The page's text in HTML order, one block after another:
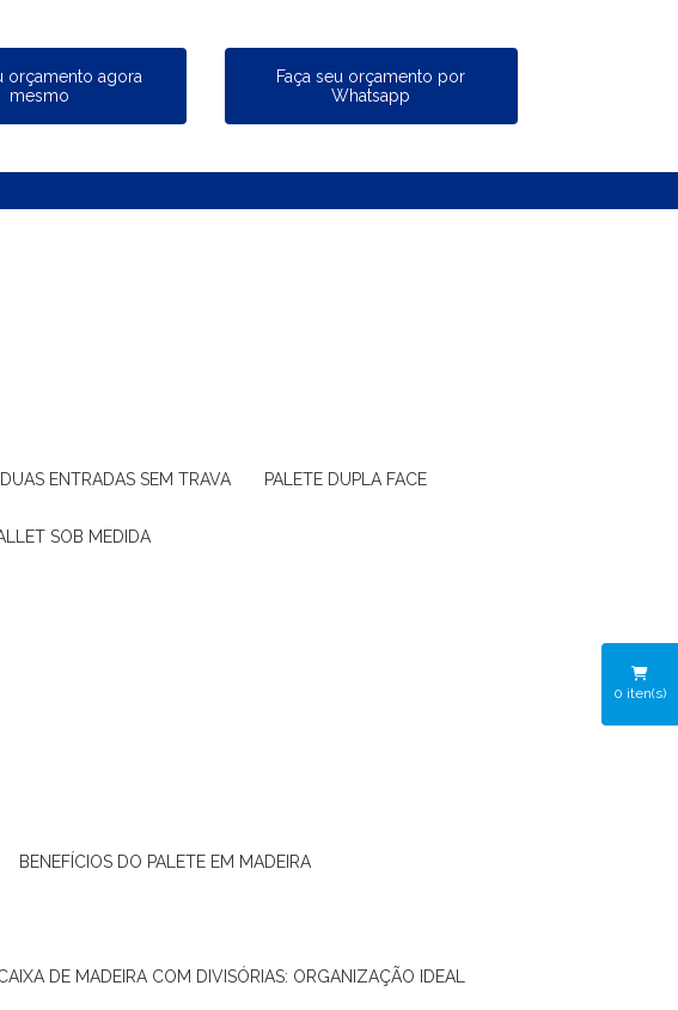
orçamento agora
mesmo
Faça seu orçamento por
Whatsapp
DUAS ENTRADAS SEM TRAVA PALETE DUPLA FACE
SOB MEDIDA
BENEFÍCIOS DO PALETE EM MADEIRA
CAIXA DE MADEIRA COM DIVISÓRIAS: ORGANIZAÇÃO IDEAL
0 iten(s)